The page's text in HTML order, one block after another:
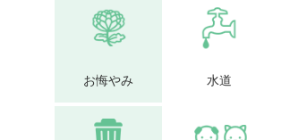
お悔やみ 水道